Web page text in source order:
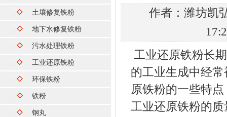
土壤修复铁粉
地下水修复铁粉
污水处理铁粉
工业还原铁粉
环保铁粉
铁粉
钢丸
作者： 潍坊凯
工业还原铁粉长
的工业生成中经
原铁粉的一些特
工业还原铁粉的